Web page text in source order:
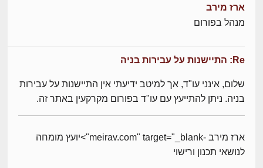
ארז מירב
מנהל בפורום
Re: התיישנות על עבירות בניה
שלום, אינני עו"ד, אך למיטב ידיעתי אין התיישנות על עבירות
בניה. ניתן להתייעץ עם עו"ד בפורום מקרקעין באתר זה.
ארז מירב -meirav.com" target="_blank">יועץ מומחה
לנושאי תכנון ורישוי